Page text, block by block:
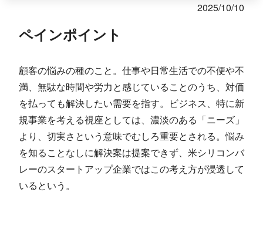
2025/10/10
ペインポイント
顧客の悩みの種のこと。仕事や日常生活での不便や不
満、無駄な時間や労力と感じていることのうち、対価
を払っても解決したい需要を指す。ビジネス、特に新
規事業を考える視座としては、濃淡のある「ニーズ」
より、切実さという意味でむしろ重要とされる。悩み
を知ることなしに解決案は提案できず、米シリコンバ
レーのスタートアップ企業ではこの考え方が浸透して
いるという。